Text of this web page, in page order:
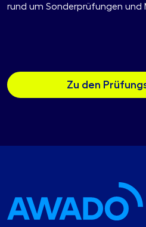
rund um Sonderprüfungen und
Zu den